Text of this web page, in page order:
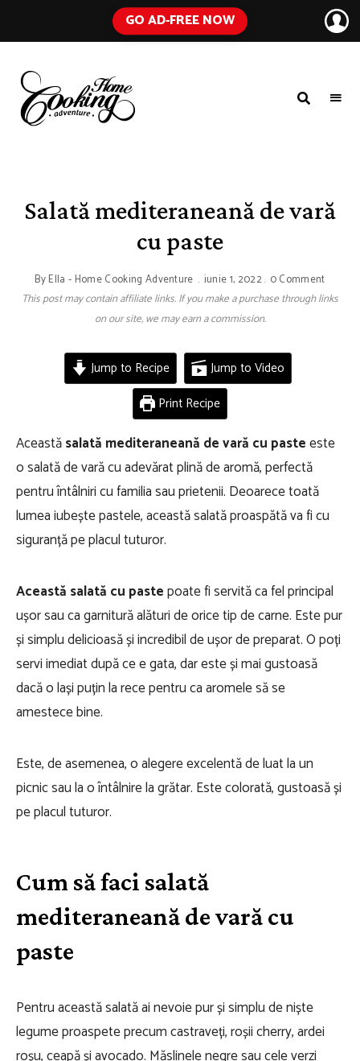
GO AD-FREE NOW
Everyday
Ingredients
Salată mediteraneană de vară
cu paste
ByElla - Home Cooking Adventure iunie 1, 2022 0 Comment
This post may contain affiliate links. If you make a purchase through links
on our site, we may earn a commission.
Jump to Recipe
Jump to Video
Print Recipe
Aceastăsalată mediteraneană de vară cu pasteeste
o salată de vară cu adevărat plină de aromă, perfectă
pentru întâlniri cu familia sau prietenii. Deoarece toată
lumea iubește pastele, această salată proaspătă va fi cu
siguranță pe placul tuturor.
Această salată cu pastepoate fi servită ca fel principal
ușor sau ca garnitură alături de orice tip de carne. Este pur
și simplu delicioasă și incredibil de ușor de preparat. O poți
servi imediat după ce e gata, dar este și mai gustoasă
dacă o lași puțin la rece pentru ca aromele să se
amestece bine.
Este, de asemenea, o alegere excelentă de luat la un
picnic sau la o întâlnire la grătar. Este colorată, gustoasă și
pe placul tuturor.
Cum să faci salată
mediteraneană de vară cu
paste
Pentru această salată ai nevoie pur și simplu de niște
legume proaspete precum castraveți, roșii cherry, ardei
roșu, ceapă și avocado. Măslinele negre sau cele verzi